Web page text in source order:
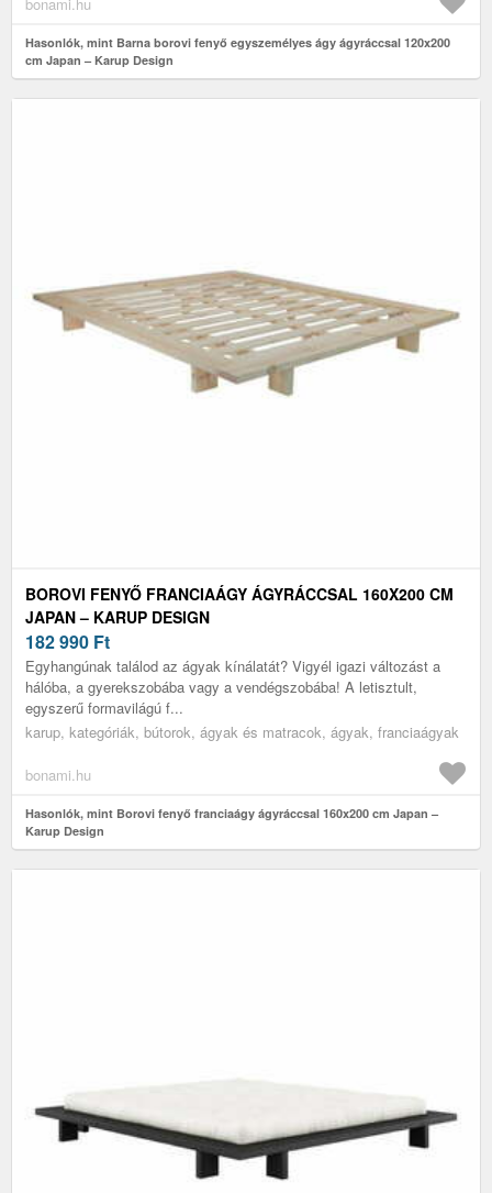
Hasonlók, mint Barna borovi fenyő egyszemélyes ágy ágyráccsal 120x200
cm Japan – Karup Design
BOROVI FENYŐ FRANCIAÁGY ÁGYRÁCCSAL 160X200 CM
JAPAN – KARUP DESIGN
182 990 Ft
Egyhangúnak találod az ágyak kínálatát? Vigyél igazi változást a
hálóba, a gyerekszobába vagy a vendégszobába! A letisztult,
egyszerű formavilágú f...
karup, kategóriák, bútorok, ágyak és matracok, ágyak, franciaágyak
bonami.hu
Hasonlók, mint Borovi fenyő franciaágy ágyráccsal 160x200 cm Japan –
Karup Design